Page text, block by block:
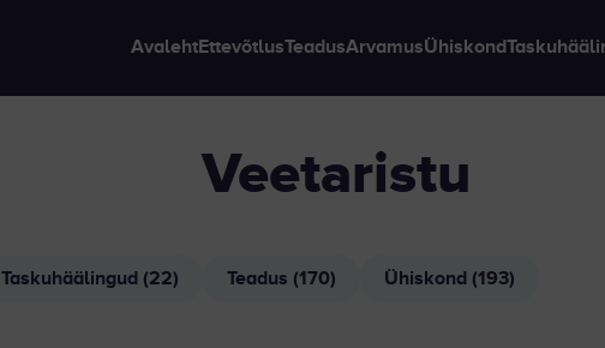
AvalehtEttevõtlusTeadusArvamusÜhiskond
veetaristu
Taskuhäälingud (22) Teadus (170) Ühiskond (193)